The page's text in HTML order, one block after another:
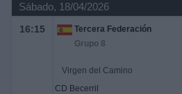
Sábado, 18/04/2026
16:15
Tercera Federación
Grupo 8
Virgen del Camino
CD Becerril